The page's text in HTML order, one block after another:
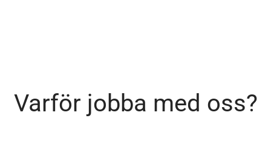
Varför jobba med oss?